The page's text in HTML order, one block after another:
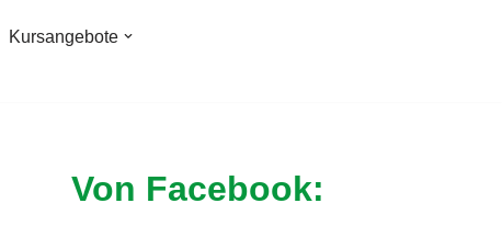
Kursangebote
Von Facebook: